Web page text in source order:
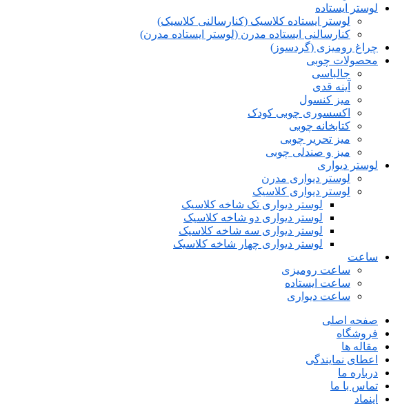
لوستر ایستاده
لوستر ایستاده کلاسیک (کنارسالنی کلاسیک)
کنارسالنی ایستاده مدرن (لوستر ایستاده مدرن)
چراغ رومیزی (گردسوز)
محصولات چوبی
جالباسی
آینه قدی
میز کنسول
اکسسوری چوبی کودک
کتابخانه چوبی
میز تحریر چوبی
میز و صندلی چوبی
لوستر دیواری
لوستر دیواری مدرن
لوستر دیواری کلاسیک
لوستر دیواری تک شاخه کلاسیک
لوستر دیواری دو شاخه کلاسیک
لوستر دیواری سه شاخه کلاسیک
لوستر دیواری چهار شاخه کلاسیک
ساعت
ساعت رومیزی
ساعت ایستاده
ساعت دیواری
صفحه اصلی
فروشگاه
مقاله ها
اعطای نمایندگی
درباره ما
تماس با ما
اینماد